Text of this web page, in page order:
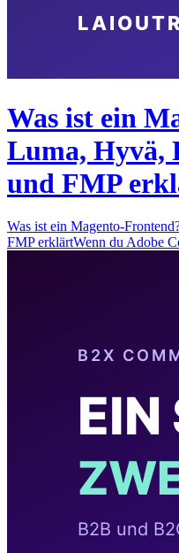
Was ist ein
Luma, Hyvä,
und FMP
Was ist ein Magento-
FMP erklärtWenn du Adobe